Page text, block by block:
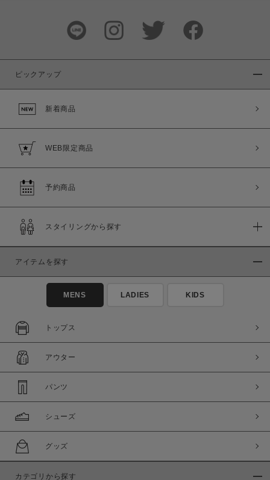
ピックアップ
新着商品
WEB限定商品
予約商品
スタイリングから探す
アイテムを探す
MENS LADIES KIDS
トップス
アウター
パンツ
シューズ
グッズ
カテゴリから探す